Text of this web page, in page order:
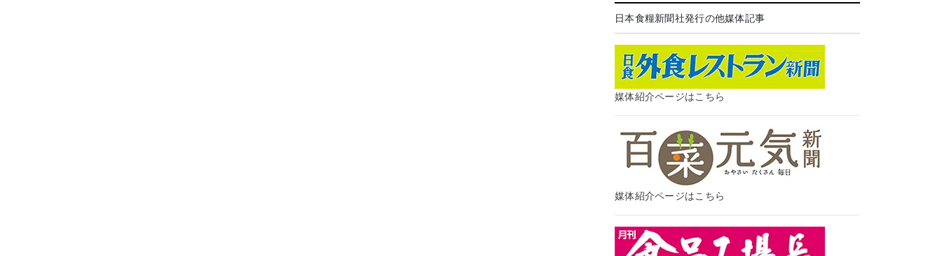
日本食糧新聞社発行の他媒体記事
媒体紹介ページはこちら
媒体紹介ページはこちら